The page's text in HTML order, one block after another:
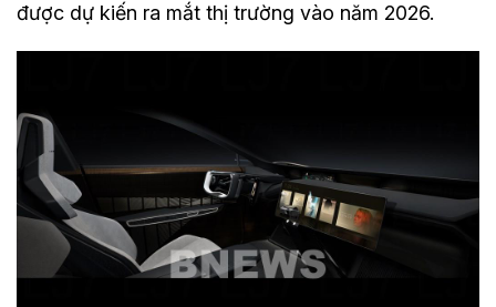
được dự kiến ra mắt thị trường vào năm 2026.